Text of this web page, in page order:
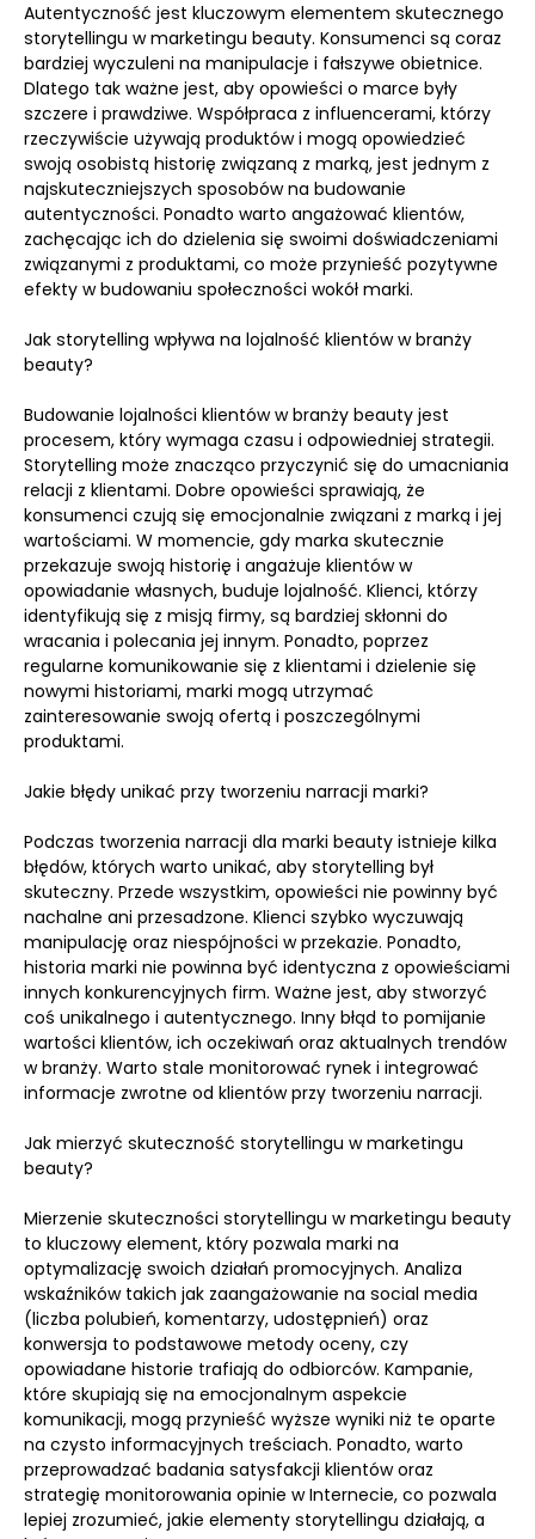
Autentyczność jest kluczowym elementem skutecznego
storytellingu w marketingu beauty. Konsumenci są coraz
bardziej wyczuleni na manipulacje i fałszywe obietnice.
Dlatego tak ważne jest, aby opowieści o marce były
szczere i prawdziwe. Współpraca z influencerami, którzy
rzeczywiście używają produktów i mogą opowiedzieć
swoją osobistą historię związaną z marką, jest jednym z
najskuteczniejszych sposobów na budowanie
autentyczności. Ponadto warto angażować klientów,
zachęcając ich do dzielenia się swoimi doświadczeniami
związanymi z produktami, co może przynieść pozytywne
efekty w budowaniu społeczności wokół marki.
Jak storytelling wpływa na lojalność klientów w branży
beauty?
Budowanie lojalności klientów w branży beauty jest
procesem, który wymaga czasu i odpowiedniej strategii.
Storytelling może znacząco przyczynić się do umacniania
relacji z klientami. Dobre opowieści sprawiają, że
konsumenci czują się emocjonalnie związani z marką i jej
wartościami. W momencie, gdy marka skutecznie
przekazuje swoją historię i angażuje klientów w
opowiadanie własnych, buduje lojalność. Klienci, którzy
identyfikują się z misją firmy, są bardziej skłonni do
wracania i polecania jej innym. Ponadto, poprzez
regularne komunikowanie się z klientami i dzielenie się
nowymi historiami, marki mogą utrzymać
zainteresowanie swoją ofertą i poszczególnymi
produktami.
Jakie błędy unikać przy tworzeniu narracji marki?
Podczas tworzenia narracji dla marki beauty istnieje kilka
błędów, których warto unikać, aby storytelling był
skuteczny. Przede wszystkim, opowieści nie powinny być
nachalne ani przesadzone. Klienci szybko wyczuwają
manipulację oraz niespójności w przekazie. Ponadto,
historia marki nie powinna być identyczna z opowieściami
innych konkurencyjnych firm. Ważne jest, aby stworzyć
coś unikalnego i autentycznego. Inny błąd to pomijanie
wartości klientów, ich oczekiwań oraz aktualnych trendów
w branży. Warto stale monitorować rynek i integrować
informacje zwrotne od klientów przy tworzeniu narracji.
Jak mierzyć skuteczność storytellingu w marketingu
beauty?
Mierzenie skuteczności storytellingu w marketingu beauty
to kluczowy element, który pozwala marki na
optymalizację swoich działań promocyjnych. Analiza
wskaźników takich jak zaangażowanie na social media
(liczba polubień, komentarzy, udostępnień) oraz
konwersja to podstawowe metody oceny, czy
opowiadane historie trafiają do odbiorców. Kampanie,
które skupiają się na emocjonalnym aspekcie
komunikacji, mogą przynieść wyższe wyniki niż te oparte
na czysto informacyjnych treściach. Ponadto, warto
przeprowadzać badania satysfakcji klientów oraz
strategię monitorowania opinie w Internecie, co pozwala
lepiej zrozumieć, jakie elementy storytellingu działają, a